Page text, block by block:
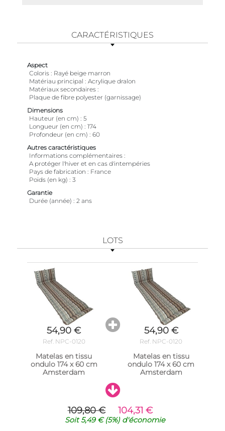
CARACTÉRISTIQUES
Aspect
Coloris
Rayé beige marron
Matériau principal
Acrylique dralon
Matériaux secondaires
Plaque de fibre polyester (garnissage)
Dimensions
Hauteur (en cm)
5
Longueur (en cm)
174
Profondeur (en cm)
60
Autres caractéristiques
Informations complémentaires
A protéger l'hiver et en cas d'intempéries
Pays de fabrication
France
Poids (en kg)
3
Garantie
Durée (année)
2 ans
LOTS
54,90 €
Ref. NPC-0120
Matelas en tissu
ondulo 174 x 60 cm
Amsterdam
54,90 €
Ref. NPC-0120
Matelas en tissu
ondulo 174 x 60 cm
Amsterdam
109,80 € 104,31 €
Soit5,49 €(5%) d'économie